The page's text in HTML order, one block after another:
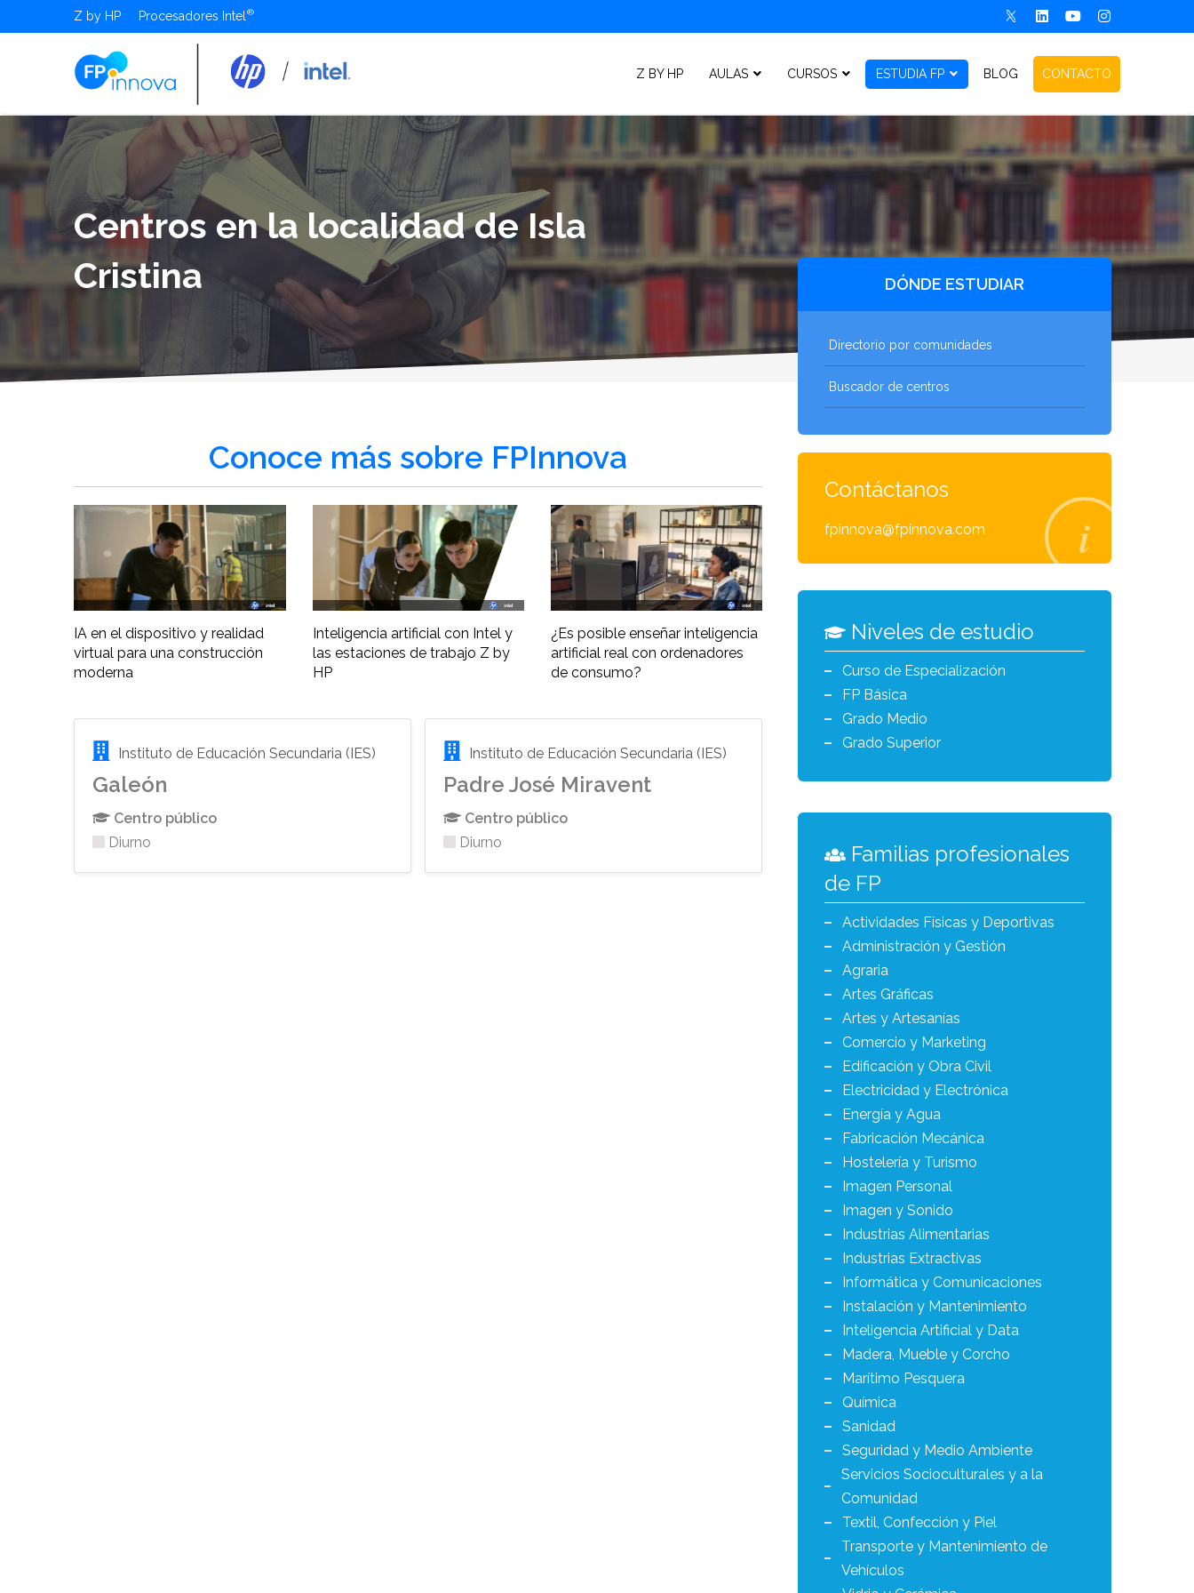
Z by HP Procesadores Intel
Z BY HP AULAS CURSOS ESTUDIA FP BLOG CONTACTO
Centros en la localidad de Isla
Cristina
Conoce más sobre FPInnova
IA en el dispositivo y realidad
virtual para una construcción
moderna
Inteligencia artificial con Intel y
las estaciones de trabajo Z by
HP
¿Es posible enseñar inteligencia
artificial real con ordenadores
de consumo?
Instituto de Educación Secundaria (IES)
Galeón
Centro público
Diurno
Instituto de Educación Secundaria (IES)
Padre José Miravent
Centro público
Diurno
DÓNDE ESTUDIAR
Directorio por comunidades
Buscador de centros
Contáctanos
fpinnova@fpinnova.com
Niveles de estudio
Curso de Especialización
FP Básica
Grado Medio
Grado Superior
Familias profesionales
de FP
Actividades Físicas y Deportivas
Administración y Gestión
Agraria
Artes Gráficas
Artes y Artesanías
Comercio y Marketing
Edificación y Obra Civil
Electricidad y Electrónica
Energía y Agua
Fabricación Mecánica
Hostelería y Turismo
Imagen Personal
Imagen y Sonido
Industrias Alimentarias
Industrias Extractivas
Informática y Comunicaciones
Instalación y Mantenimiento
Inteligencia Artificial y Data
Madera, Mueble y Corcho
Marítimo Pesquera
Química
Sanidad
Seguridad y Medio Ambiente
Servicios Socioculturales y a la
Comunidad
Textil, Confección y Piel
Transporte y Mantenimiento de
Vehículos